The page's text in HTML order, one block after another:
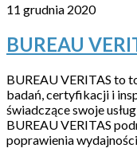
11 grudnia 2020
BUREAU
BUREAU VERITAS to
badań, certyfikacji i
świadczące swoje
BUREAU VERITAS
poprawienia wydajności